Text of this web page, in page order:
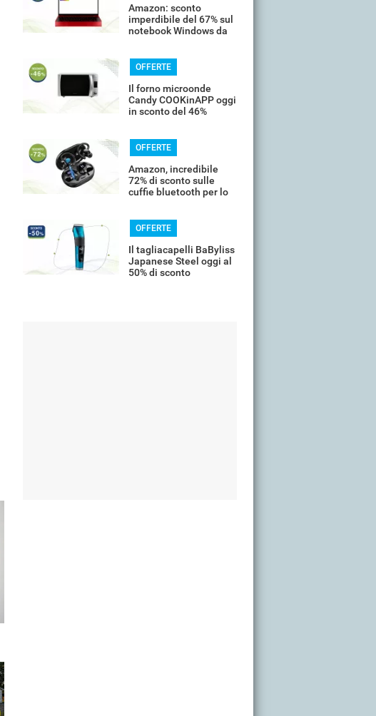
Amazon: sconto
imperdibile del 67% sul
notebook Windows da
OFFERTE
Il forno microonde
Candy COOKinAPP oggi
in sconto del 46%
OFFERTE
Amazon, incredibile
72% di sconto sulle
cuffie bluetooth per lo
OFFERTE
Il tagliacapelli BaByliss
Japanese Steel oggi al
50% di sconto